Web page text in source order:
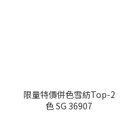
限量特價併色雪紡Top-2
色 SG 36907